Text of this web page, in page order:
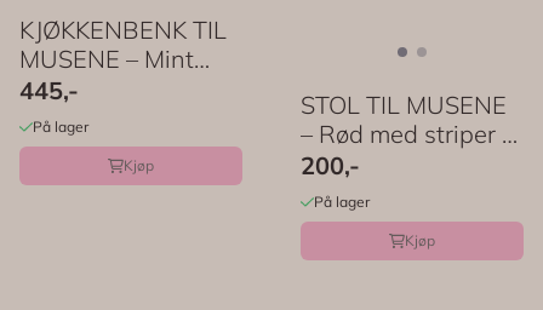
KJØKKENBENK TIL
MUSENE – Mint
med kjøkkenutstyr ...
445,-
På lager
Kjøp
STOL TIL MUSENE
– Rød med striper –
Maileg
200,-
På lager
Kjøp